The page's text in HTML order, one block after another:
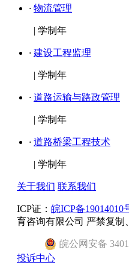
· 物流管理
| 学制年
· 建设工程监理
| 学制年
· 道路运输与路政管理
| 学制年
· 道路桥梁工程技术
| 学制年
关于我们 联系我们
ICP证： 皖ICP备19014010
育咨询有限公司 严禁复制
皖公网安备
投诉中心